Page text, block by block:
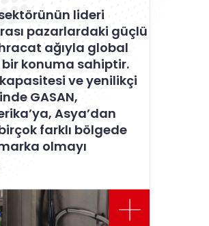
lideri
pazarlardaki güçlü
ağıyla global
konuma sahiptir.
ve yenilikçi
GASAN,
Asya’dan
farklı bölgede
olmayı